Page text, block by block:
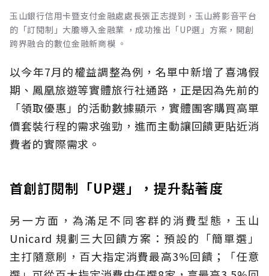
玉山銀行信用卡暨支付金融處處長張正志提到，玉山將影音平台
的「訂閱制」大膽導入金融業 ，成功推出「UP選」方案，開創
跨界融合的數位金融新商模 。
以今年7月的權益調整為例，名單中新增了喜鴻假
期、鳳凰旅遊等實體旅行社通路，正是因為先前的
「領取優惠」的活動數據顯示，實體團客購買高單
價套裝行程的需求強勁，進而主動讓回饋更貼近消
費者的實際需求。
首創訂閱制「UP選」，提升黏著度
另一方面，為滿足不同客群的消費型態，玉山
Unicard 規劃三大回饋方案：預設的「簡單選」
主打隨意刷，百大指定消費最高3%回饋；「任意